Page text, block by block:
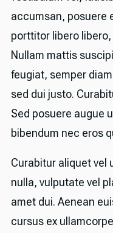
accumsan, posuere
porttitor libero
Nullam mattis
feugiat, semper
sed dui justo.
Sed posuere augue
bibendum nec eros
Curabitur aliquet vel
nulla, vulputate vel
amet dui. Aenean
cursus ex